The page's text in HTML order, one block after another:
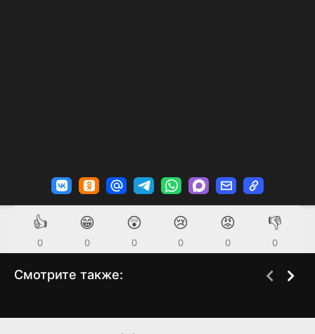
👍
0
😁
0
😲
0
😢
0
😡
0
👎
0
Смотрите также: